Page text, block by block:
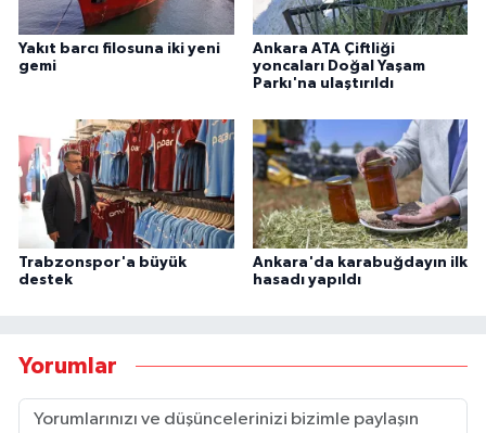
Yakıt barcı filosuna iki yeni
gemi
Ankara ATA Çiftliği
yoncaları Doğal Yaşam
Parkı'na ulaştırıldı
Trabzonspor'a büyük
destek
Ankara'da karabuğdayın ilk
hasadı yapıldı
Yorumlar